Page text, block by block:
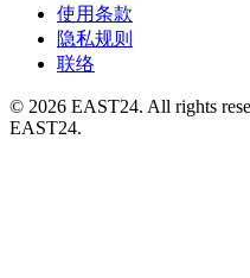
使用条款
隐私规则
联络
© 2026 EAST24. All rights
EAST24.